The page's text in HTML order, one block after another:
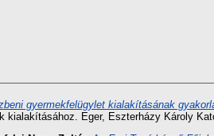
gyermekfelügylet kialakításának
kialakításához. Eger, Eszterházy Károly